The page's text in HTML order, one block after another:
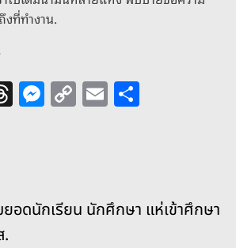
ที่ทำงาน.
T
h
d
s
M
e
n
g
C
o
Li
n
E
m
อดนักเรียน นักศึกษา แห่เข้าศึกษา
.